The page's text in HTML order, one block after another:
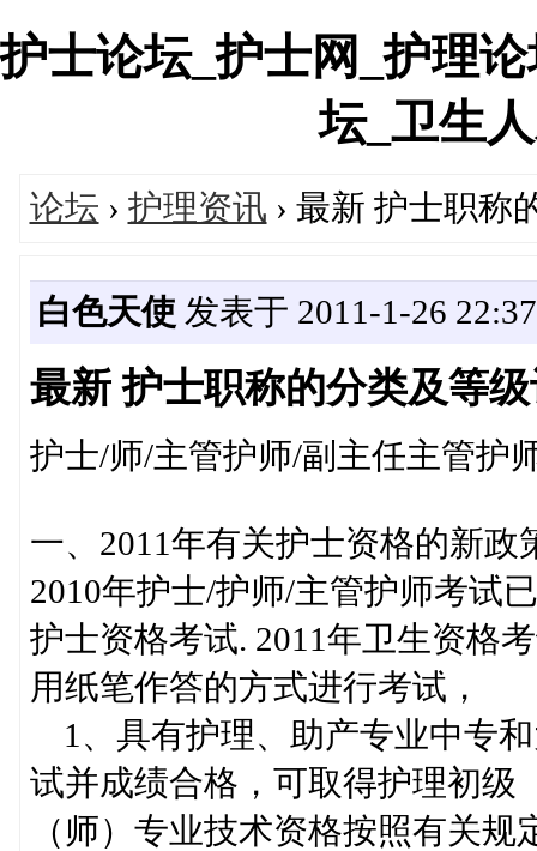
护士论坛_护士网_护理
坛_卫生
论坛 › 护理资讯 › 最新 护士职称
白色天使 发表于 2011-1-26
最新 护士职称的分类及等
护士/师/主管护师/副主任主管护
一、2011年有关护士资格的新政
2010年护士/护师/主管护师考试
护士资格考试. 2011年卫生资格
用纸笔作答的方式进行考试，
1、具有护理、助产专业中专
试并成绩合格，可取得护理初级
（师）专业技术资格按照有关